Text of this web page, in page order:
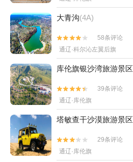
大青沟(4A)


58条评论
通辽·科尔沁左翼后旗
库伦旗银沙湾旅游景区


39条评论
通辽·库伦旗
塔敏查干沙漠旅游景区


29条评论
通辽·库伦旗